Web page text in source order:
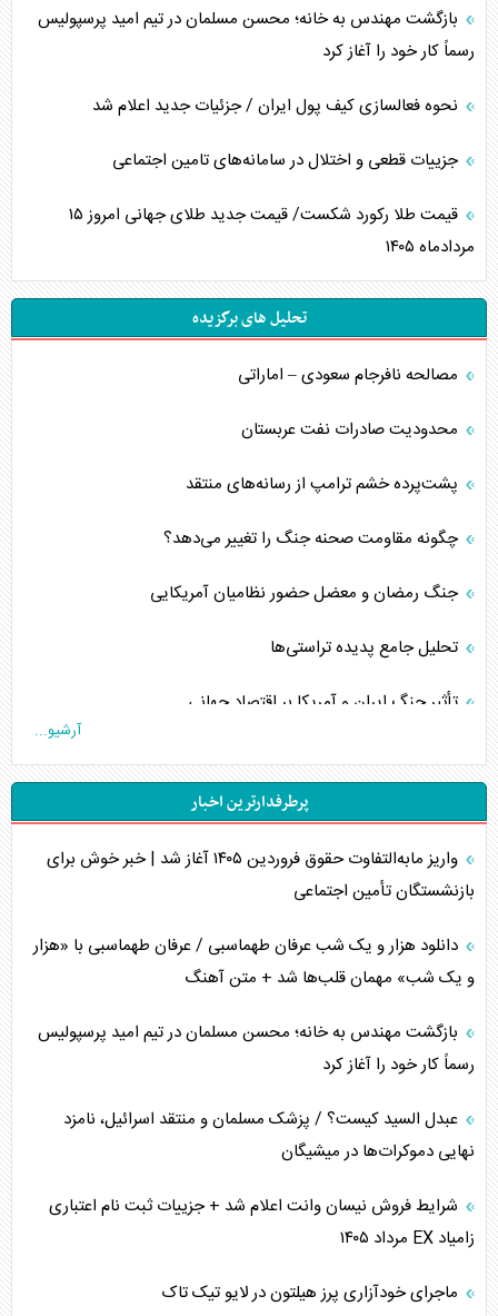
بازگشت مهندس به خانه؛ محسن مسلمان در تیم امید پرسپولیس
رسماً کار خود را آغاز کرد
نحوه فعالسازی کیف پول ایران / جزئیات جدید اعلام شد
جزییات قطعی و اختلال در سامانه‌های تامین اجتماعی
قیمت طلا رکورد شکست/ قیمت جدید طلای جهانی امروز ۱۵
مردادماه ۱۴۰۵
تحلیل های برگزیده
مصالحه نافرجام سعودی – اماراتی
محدودیت صادرات نفت عربستان
پشت‌پرده خشم ترامپ از رسانه‌های منتقد
چگونه مقاومت صحنه جنگ را تغییر می‌دهد؟
جنگ رمضان و معضل حضور نظامیان آمریکایی
تحلیل جامع پدیده تراستی‌ها
تأثیر جنگ ایران و آمریکا بر اقتصاد جهانی
تخریب پل‌ها در اوکراین و فروپاشی روایت دوگانه غرب
اربعین، کابوس مشترک تل‌آویو-واشنگتن
برنامه هفتم توسعه در نقطه کور سیاستگذاری
اوکراین بازوی مخرب آمریکا در غرب آسیا
اهمیت راهبردی اردن برای آمریکا
همسویی عربستان با سنتکام علیه متحدان ایران
ترامپ و توهم خلع سلاح حماس
چرا کویت به دنبال شریک امنیتی جدید است؟
اعتراف غرب به قدرت ایران در تثبیت معادلات
آرشیو...
پرطرفدارترین اخبار
واریز مابه‌التفاوت حقوق فروردین ۱۴۰۵ آغاز شد | خبر خوش برای
بازنشستگان تأمین اجتماعی
دانلود هزار و یک شب عرفان طهماسبی / عرفان طهماسبی با «هزار
و یک شب» مهمان قلب‌ها شد + متن آهنگ
بازگشت مهندس به خانه؛ محسن مسلمان در تیم امید پرسپولیس
رسماً کار خود را آغاز کرد
عبدل السید کیست؟ / پزشک مسلمان و منتقد اسرائیل، نامزد
نهایی دموکرات‌ها در میشیگان
شرایط فروش نیسان وانت اعلام شد + جزییات ثبت نام اعتباری
زامیاد EX مرداد ۱۴۰۵
ماجرای خودآزاری پرز هیلتون در لایو تیک تاک